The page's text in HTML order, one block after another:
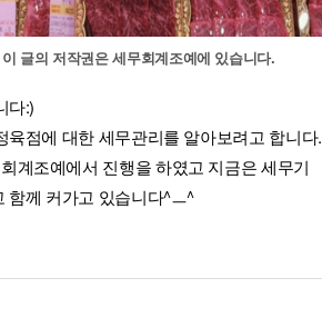
글의 저작권은 세무회계조예에 있습니다.
다:)
점에 대한 세무관리를 알아보려고 합니다.
계조예에서 진행을 하였고 지금은 세무기
함께 커가고 있습니다^ㅡ^